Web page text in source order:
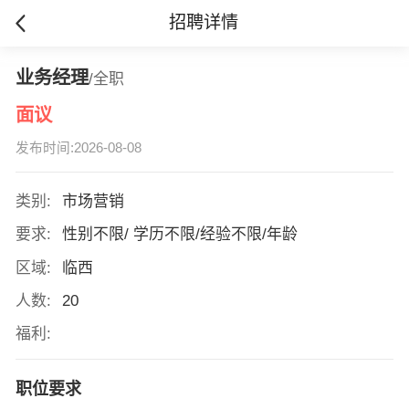
招聘详情
业务经理/全职
面议
发布时间:2026-08-08
类别:
市场营销
要求:
性别不限/ 学历不限/经验不限/年龄
区域:
临西
人数:
20
福利:
职位要求